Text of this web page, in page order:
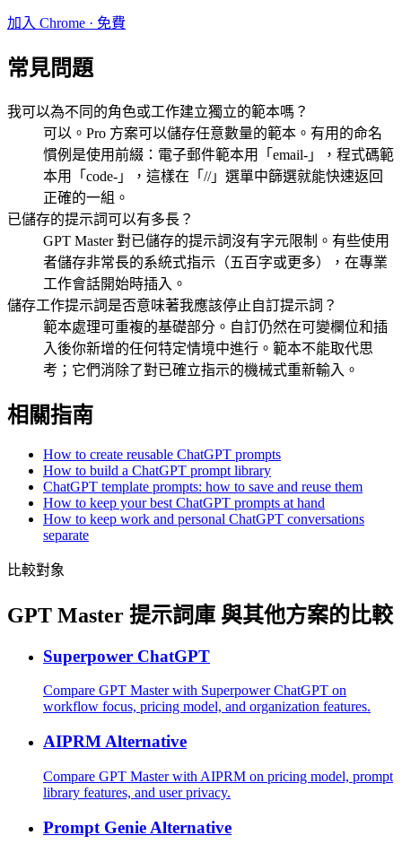
加入 Chrome · 免費
常見問題
我可以為不同的角色或工作建立獨立的範本嗎？
可以。Pro 方案可以儲存任意數量的範本。有用的命名
慣例是使用前綴：電子郵件範本用「email-」，程式碼範
本用「code-」，這樣在「//」選單中篩選就能快速返回
正確的一組。
已儲存的提示詞可以有多長？
GPT Master 對已儲存的提示詞沒有字元限制。有些使用
者儲存非常長的系統式指示（五百字或更多），在專業
工作會話開始時插入。
儲存工作提示詞是否意味著我應該停止自訂提示詞？
範本處理可重複的基礎部分。自訂仍然在可變欄位和插
入後你新增的任何特定情境中進行。範本不能取代思
考；它們消除了對已確立指示的機械式重新輸入。
相關指南
How to create reusable ChatGPT prompts
How to build a ChatGPT prompt library
ChatGPT template prompts: how to save and reuse them
How to keep your best ChatGPT prompts at hand
How to keep work and personal ChatGPT conversations
separate
比較對象
GPT Master 提示詞庫 與其他方案的比較
Superpower ChatGPT
Compare GPT Master with Superpower ChatGPT on
workflow focus, pricing model, and organization features.
AIPRM Alternative
Compare GPT Master with AIPRM on pricing model, prompt
library features, and user privacy.
Prompt Genie Alternative